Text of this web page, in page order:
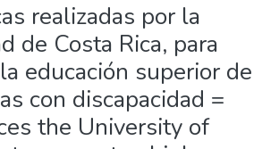
realizadas por la
de Costa Rica, para
educación superior de
con discapacidad =
the University of